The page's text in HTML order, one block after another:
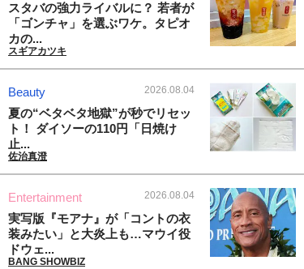
スタバの強力ライバルに？ 若者が
「ゴンチャ」を選ぶワケ。タピオ
カの...
スギアカツキ
Beauty 2026.08.04
夏の“ベタベタ地獄”が秒でリセッ
ト！ ダイソーの110円「日焼け
止...
佐治真澄
Entertainment 2026.08.04
実写版『モアナ』が「コントの衣
装みたい」と大炎上も…マウイ役
ドウェ...
BANG SHOWBIZ